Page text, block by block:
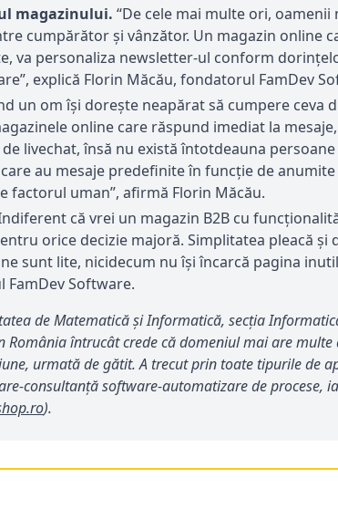
magazinului. “De cele mai multe ori,
cumpărător și vânzător. Un magazin online
va personaliza newsletter-ul conform
explică Florin Măcău, fondatorul FamDev
un om își dorește neapărat să cumpere
online care răspund imediat la
livechat, însă nu există întotdeauna
au mesaje predefinite în funcție de
uman”, afirmă Florin Măcău.
că vrei un magazin B2B cu
orice decizie majoră. Simplitatea pleacă
sunt lite, nicidecum nu își încarcă pagina
FamDev Software.
de Matematică și Informatică, secția
întrucât crede că domeniul mai are
urmată de gătit. A trecut prin toate tipurile de
consultanță software-automatizare de
).